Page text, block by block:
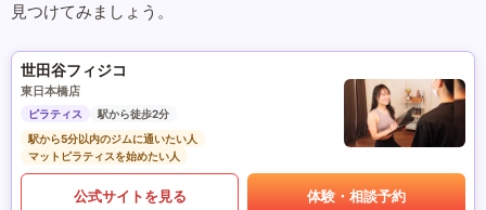
見つけてみましょう。
世田谷フィジコ
東日本橋店
ピラティス
駅から徒歩2分
駅から5分以内のジムに通いたい人
マットピラティスを始めたい人
公式サイトを見る 体験・相談予約